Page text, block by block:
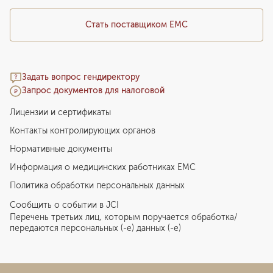
Стать поставщиком ЕМС
Задать вопрос гендиректору
Запрос документов для налоговой
Лицензии и сертификаты
Контакты контролирующих органов
Нормативные документы
Информация о медицинских работниках EMC
Политика обработки персональных данных
Сообщить о событии в JCI
Перечень третьих лиц, которым поручается обработка/
передаются персональных (-е) данных (-е)